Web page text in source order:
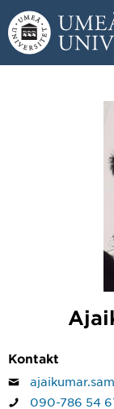
Hoppa direkt
Kontakt
090-786 54